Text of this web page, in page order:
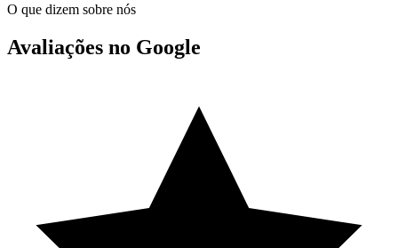
O que dizem sobre nós
Avaliações no Google